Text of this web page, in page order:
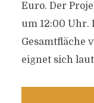
Euro. Der
um 12:00 Uhr.
Gesamtfläche
eignet sich